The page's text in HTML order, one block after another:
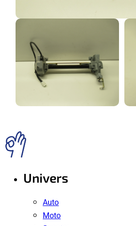
Univers
Auto
Moto